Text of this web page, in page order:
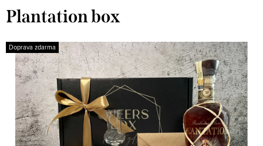
Plantation box
Doprava zdarma